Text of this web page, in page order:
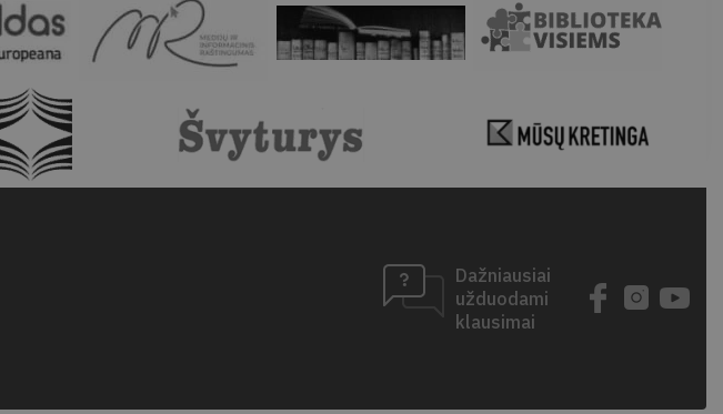
Dažniausiai
užduodami
klausimai